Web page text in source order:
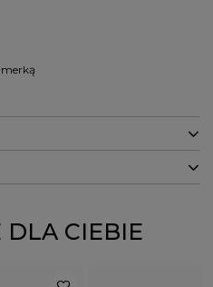
PYTANIE
DLA CIEBIE